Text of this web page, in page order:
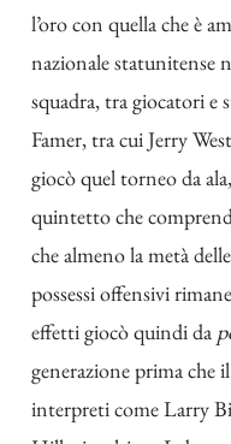
l’oro con quella che è
nazionale statunitense
squadra, tra giocatori e
Famer, tra cui Jerry
giocò quel torneo da
quintetto che
che almeno la metà
possessi offensivi
effetti giocò quindi da
generazione prima che
interpreti come Larry